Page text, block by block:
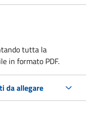
tutta la
in formato PDF.
da allegare